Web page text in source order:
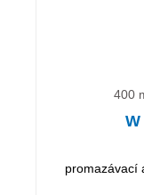
400
promazávací